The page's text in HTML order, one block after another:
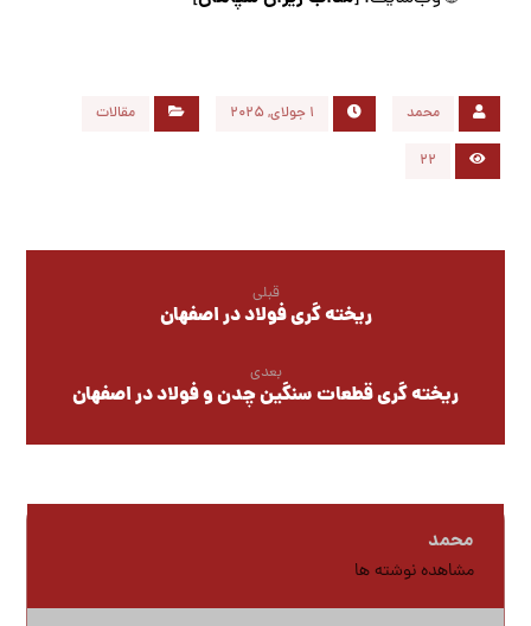
محمد 1 جولای, 2025 مقالات
22
قبلی
ریخته گری فولاد در اصفهان
بعدی
ریخته گری قطعات سنگین چدن و فولاد در اصفهان
محمد
مشاهده نوشته ها